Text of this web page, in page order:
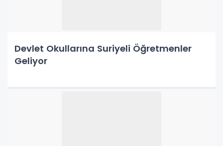
Devlet Okullarına Suriyeli Öğretmenler
Geliyor